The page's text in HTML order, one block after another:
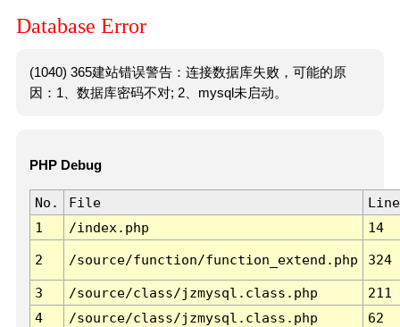
Database Error
(1040) 365建站错误警告：连接数据库失败，可能的原
因：1、数据库密码不对; 2、mysql未启动。
PHP Debug
No. File
Line
1
/index.php 14
2 /source/function/function_extend.php 324
3 /source/class/jzmysql.class.php
211
4
/source/class/jzmysql.class.php
62